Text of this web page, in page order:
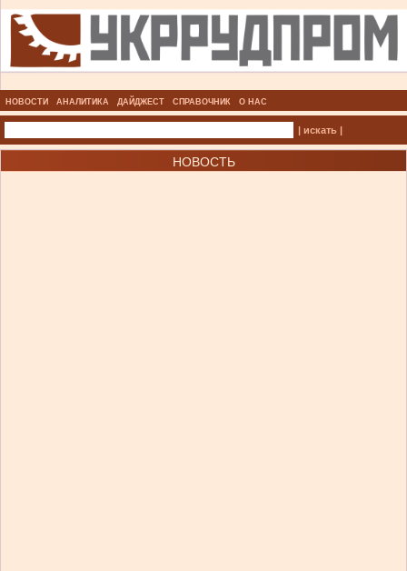
НОВОСТИ АНАЛИТИКА ДАЙДЖЕСТ СПРАВОЧНИК О НАС
| искать |
НОВОСТЬ